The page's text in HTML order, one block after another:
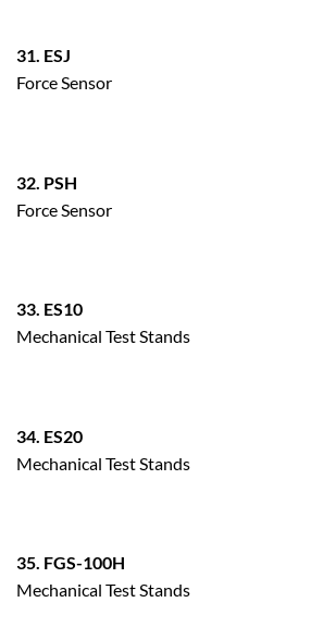
31. ESJ
Force Sensor
32. PSH
Force Sensor
33. ES10
Mechanical Test Stands
34. ES20
Mechanical Test Stands
35. FGS-100H
Mechanical Test Stands